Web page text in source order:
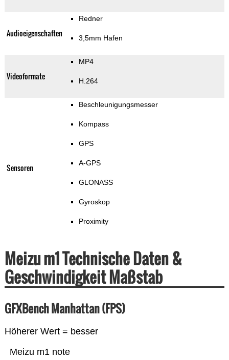
Audioeigenschaften
Redner
3,5mm Hafen
Videoformate
MP4
H.264
Sensoren
Beschleunigungsmesser
Kompass
GPS
A-GPS
GLONASS
Gyroskop
Proximity
Meizu m1 Technische Daten &
Geschwindigkeit Maßstab
GFXBench Manhattan (FPS)
Höherer Wert = besser
Meizu m1 note